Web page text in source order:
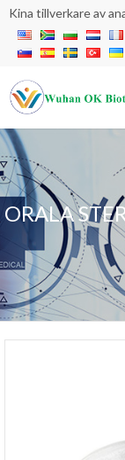
Kina tillverkare av
ORALA